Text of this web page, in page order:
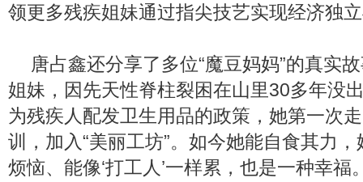
领更多残疾姐妹通过指尖技艺实现经济独
唐占鑫还分享了多位“魔豆妈妈”的真实
姐妹，因先天性脊柱裂困在山里30多年没
为残疾人配发卫生用品的政策，她第一次
训，加入“美丽工坊”。如今她能自食其力
烦恼、能像‘打工人’一样累，也是一种幸福